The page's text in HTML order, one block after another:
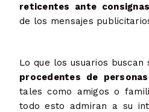
reticentes ante
de los mensajes
Lo que los usuarios buscan
procedentes de
tales como amigos o
todo esto admiran a su